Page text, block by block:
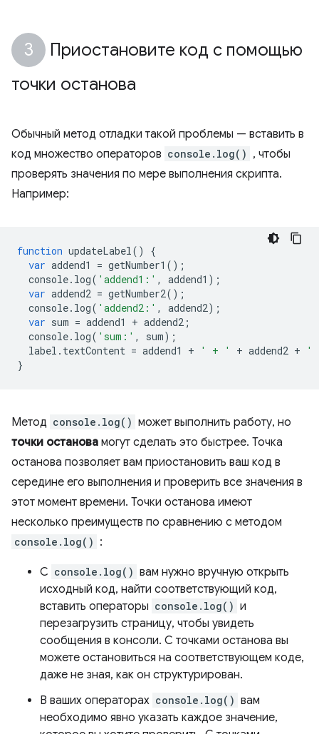
Приостановите код с помощью
точки останова
Обычный метод отладки такой проблемы — вставить в
код множество операторов console.log() , чтобы
проверять значения по мере выполнения скрипта.
Например:
function updateLabel()
{
var addend1 = getNumber1 ();
console. log( 'addend1:' , addend1 );
var addend2 = getNumber2();
console. log( 'addend2:' , addend2);
var sum = addend1 + addend2 ;
console. log( 'sum:' , sum);
label . textContent = addend1 + ' + ' + addend2 +
'
}
Метод console.log() может выполнить работу, но
точки останова могут сделать это быстрее. Точка
останова позволяет вам приостановить ваш код в
середине его выполнения и проверить все значения в
этот момент времени. Точки останова имеют
несколько преимуществ по сравнению с методом
console.log() :
С console.log() вам нужно вручную открыть
исходный код, найти соответствующий код,
вставить операторы console.log() и
перезагрузить страницу, чтобы увидеть
сообщения в консоли. С точками останова вы
можете остановиться на соответствующем коде,
даже не зная, как он структурирован.
В ваших операторах console.log() вам
необходимо явно указать каждое значение,